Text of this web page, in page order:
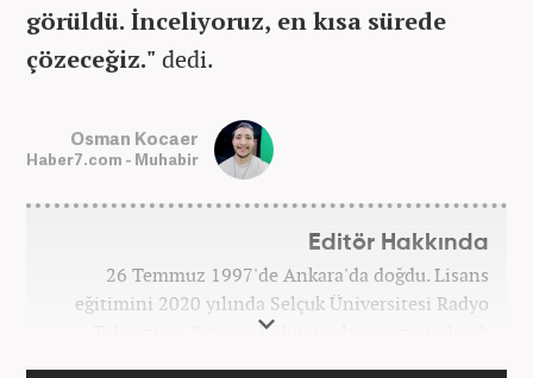
görüldü. İnceliyoruz, en kısa sürede
çözeceğiz." dedi.
Osman Kocaer
Haber7.com - Muhabir
Editör Hakkında
26 Temmuz 1997'de Ankara'da doğdu. Lisans
eğitimini 2020 yılında Selçuk Üniversitesi Radyo
Televizyon Sinema bölümünden mezun olarak